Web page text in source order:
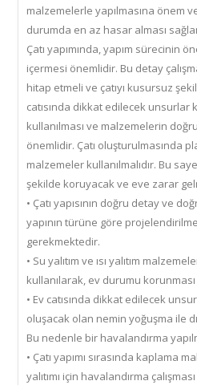
malzemelerle yapılmasına önem
durumda en az hasar alması
Çatı yapımında, yapım sürecinin
içermesi önemlidir. Bu detay
hitap etmeli ve çatıyı kusursuz
catısında dikkat edilecek unsurlar
kullanılması ve malzemelerin
önemlidir. Çatı oluşturulmasında
malzemeler kullanılmalıdır. Bu
şekilde koruyacak ve eve zarar
• Çatı yapısının doğru detay ve
yapının türüne göre
gerekmektedir.
• Su yalıtım ve ısı yalıtım
kullanılarak, ev durumu
• Ev catısında dikkat edilecek
oluşacak olan nemin yoğuşma ile
Bu nedenle bir havalandırma
• Çatı yapımı sırasında kaplama
yalıtımı için havalandırma çalışması